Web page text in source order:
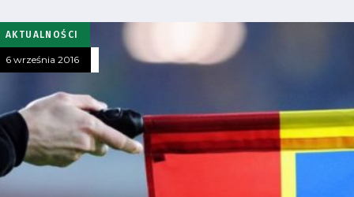
Search Button
Klub
Tabela
AKTUALNOŚCI
6 września 2016